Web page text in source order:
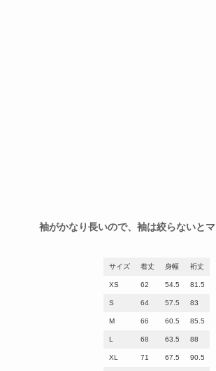
袖がかなり長いので、袖は絞らないとマ
サイズ 着丈 身幅 裄丈
XS 62 54.5 81.5
S 64 57.5 83
M 66 60.5 85.5
L 68 63.5 88
XL 71 67.5 90.5